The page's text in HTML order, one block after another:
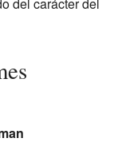
del carácter del